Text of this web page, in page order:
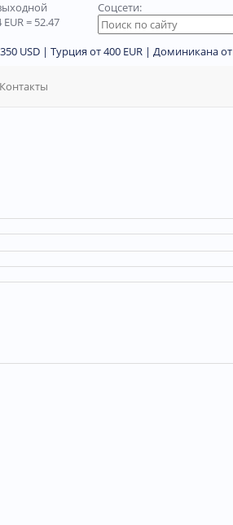
EUR= 52.47
Соцсети:
USD | Турция от 400 EUR | Доминикана от
Контакты